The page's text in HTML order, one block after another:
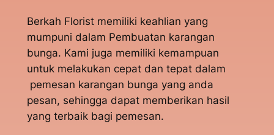
Berkah Florist memiliki keahlian yang
mumpuni dalam Pembuatan karangan
bunga. Kami juga memiliki kemampuan
untuk melakukan cepat dan tepat dalam
pemesan karangan bunga yang anda
pesan, sehingga dapat memberikan hasil
yang terbaik bagi pemesan.